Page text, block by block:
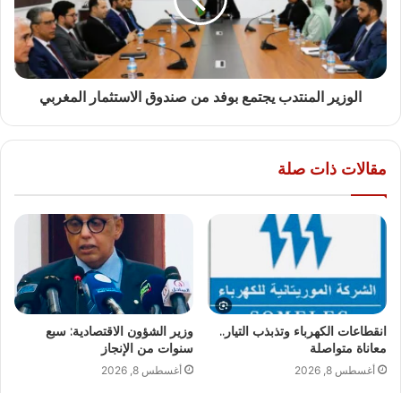
الوزير المنتدب يجتمع بوفد من صندوق الاستثمار المغربي
مقالات ذات صلة
انقطاعات الكهرباء وتذبذب التيار..
معاناة متواصلة
أغسطس 8, 2026
وزير الشؤون الاقتصادية: سبع
سنوات من الإنجاز
أغسطس 8, 2026